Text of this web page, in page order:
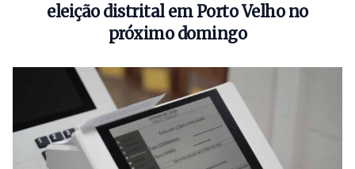
eleição distrital em Porto Velho no
próximo domingo